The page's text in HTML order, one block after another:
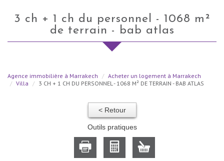
3 ch + 1 ch du personnel - 1068 m²
de terrain - bab atlas
Agence immobilière à Marrakech
Acheter un logement à Marrakech
Villa
3 CH + 1 CH DU PERSONNEL - 1068 M² DE TERRAIN - BAB ATLAS
< Retour
Outils pratiques